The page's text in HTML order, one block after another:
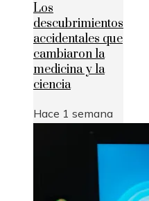
Los
descubrimientos
accidentales que
cambiaron la
medicina y la
ciencia
Hace 1 semana